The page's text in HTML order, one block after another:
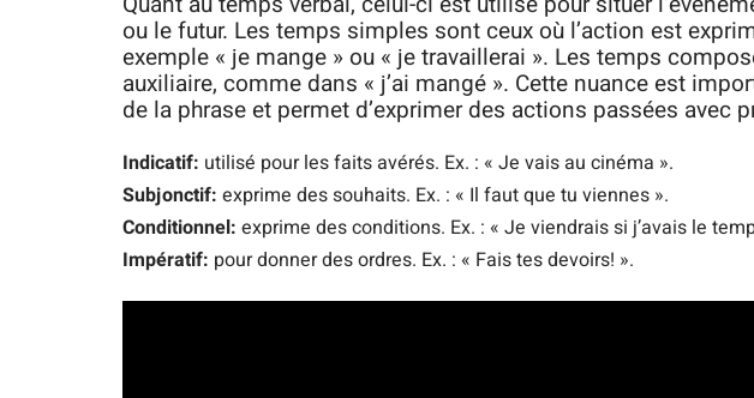
ou le futur. Les temps simples sont ceux où l’action est
exemple « je mange » ou « je travaillerai ». Les temps
auxiliaire, comme dans « j’ai mangé ». Cette nuance est
de la phrase et permet d’exprimer des actions passées avec
Indicatif: utilisé pour les faits avérés. Ex. : « Je vais au cinéma ».
Subjonctif: exprime des souhaits. Ex. : « Il faut que tu viennes ».
Conditionnel: exprime des conditions. Ex. : « Je viendrais si j’avais le
Impératif: pour donner des ordres. Ex. : « Fais tes devoirs! ».